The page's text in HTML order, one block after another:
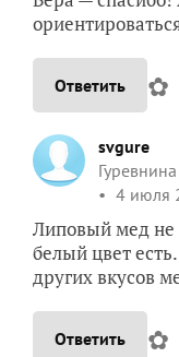
Ответить ✿
svgure
4 июля
Липовый мед не
белый цвет
других вкусов
Ответить ✿